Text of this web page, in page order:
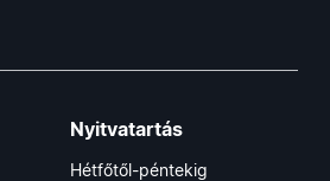
Nyitvatartás
Hétfőtől-péntekig